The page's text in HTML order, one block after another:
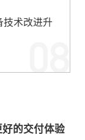
技术改进升
08
的交付体验